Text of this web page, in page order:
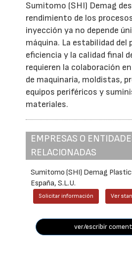
Sumitomo (SHI) Demag
rendimiento de los
inyección ya no depende
máquina. La estabilidad del
eficiencia y la calidad final
requieren la colaboración
de maquinaria, moldistas,
equipos periféricos y
materiales.
EMPRESAS O
RELACIONADAS
Sumitomo (SHI) Demag
España, S.L.U.
Solicitar información Ver
ver/escribir